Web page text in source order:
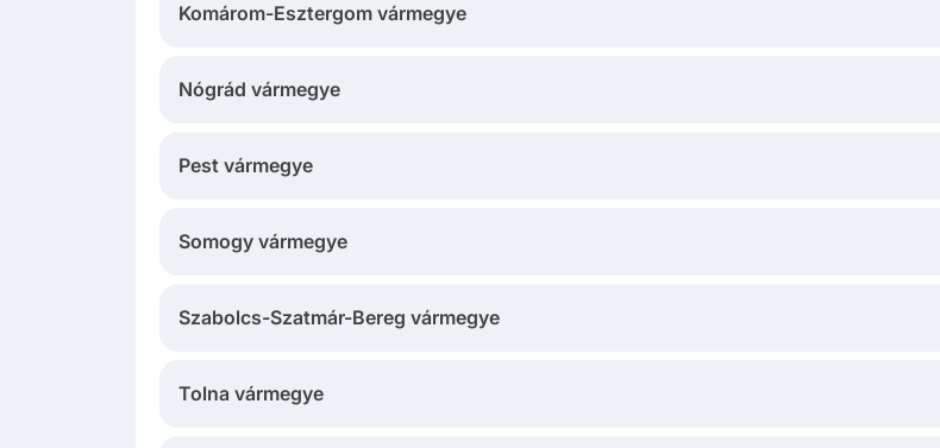
Komárom-Esztergom vármegye
Nógrád vármegye
Pest vármegye
Somogy vármegye
Szabolcs-Szatmár-Bereg vármegye
Tolna vármegye